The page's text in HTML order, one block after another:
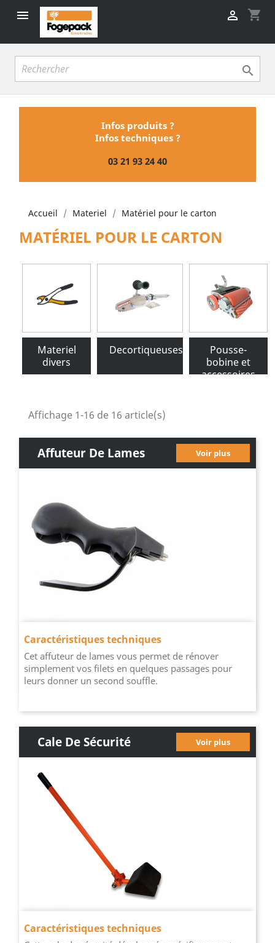
 shopping_cart


Infos produits ?
Infos techniques ?
03 21 93 24 40
Accueil Materiel Matériel pour le carton
MATÉRIEL POUR LE CARTON
Materiel
divers
Decortiqueuses
Pousse-
bobine et
accessoires
Affichage 1-16 de 16 article(s)
Affuteur De Lames Voir plus
Caractéristiques techniques
Cet affuteur de lames vous permet de rénover
simplement vos filets en quelques passages pour
leurs donner un second souffle.
Cale De Sécurité Voir plus
Caractéristiques techniques